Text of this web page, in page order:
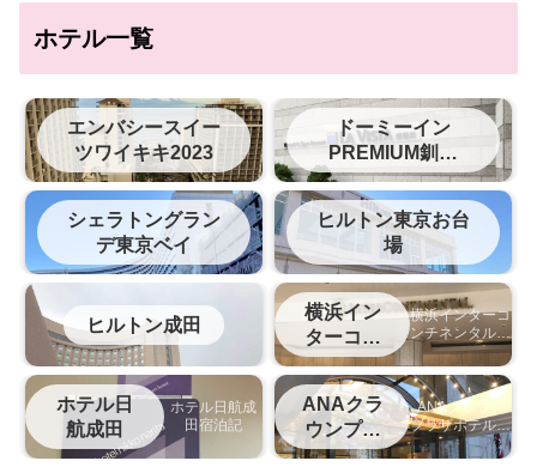
ホテル一覧
エンバシースイー
ツワイキキ2023
ドーミーイン
PREMIUM釧路
（旧ラビスタ釧路
川）
シェラトングラン
デ東京ベイ
ヒルトン東京お台
場
ヒルトン成田
横浜イン
ターコン
チネンタ
ル
横浜インターコ
ンチネンタルホ
テルの宿泊記
ホテル日
航成田
ホテル日航成
田宿泊記
ANAクラ
ウンプラ
ザ松山
ANAクラウン
プラザホテル松
山宿泊記